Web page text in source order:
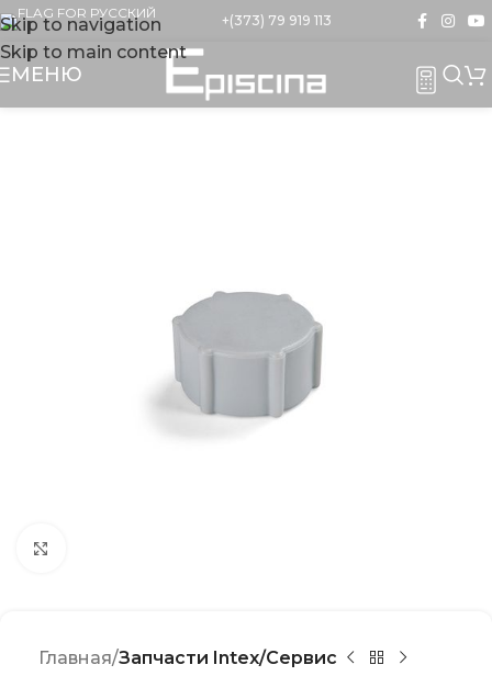
Skip to navigation
Skip to main content
+(373) 79 919 113
МЕНЮ
Главная Запчасти Intex/Сервис